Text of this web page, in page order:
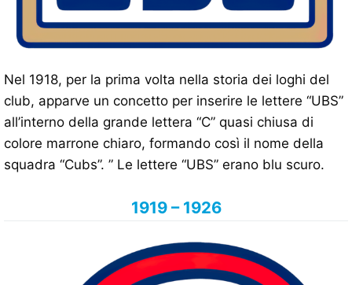
Nel 1918, per la prima volta nella storia dei loghi del
club, apparve un concetto per inserire le lettere “UBS”
all’interno della grande lettera “C” quasi chiusa di
colore marrone chiaro, formando così il nome della
squadra “Cubs”. ” Le lettere “UBS” erano blu scuro.
1919 – 1926